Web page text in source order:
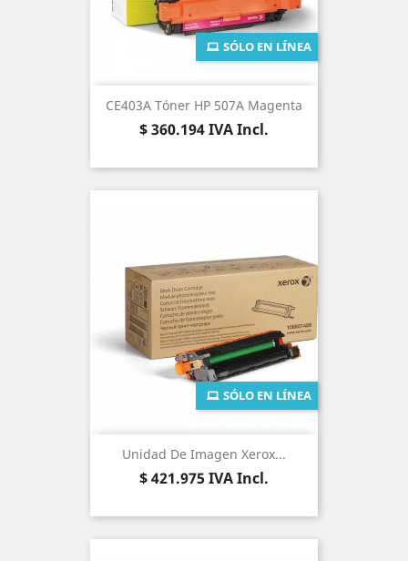
CE403A Tóner HP 507A Magenta
Precio
$ 360.194IVA Incl.
SÓLO EN LÍNEA
Unidad De Imagen Xerox...
Precio
$ 421.975IVA Incl.
SÓLO EN LÍNEA